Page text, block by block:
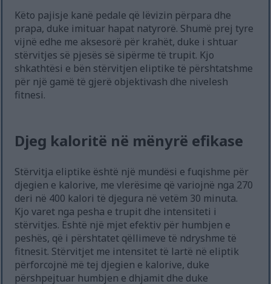
Këto pajisje kanë pedale që lëvizin përpara dhe
prapa, duke imituar hapat natyrorë. Shumë prej tyre
vijnë edhe me aksesorë për krahët, duke i shtuar
stërvitjes së pjesës së sipërme të trupit. Kjo
shkathtësi e bën stërvitjen eliptike të përshtatshme
për një gamë të gjerë objektivash dhe nivelesh
fitnesi.
Djeg kaloritë në mënyrë efikase
Stërvitja eliptike është një mundësi e fuqishme për
djegien e kalorive, me vlerësime që variojnë nga 270
deri në 400 kalori të djegura në vetëm 30 minuta.
Kjo varet nga pesha e trupit dhe intensiteti i
stërvitjes. Është një mjet efektiv për humbjen e
peshës, që i përshtatet qëllimeve të ndryshme të
fitnesit. Stërvitjet me intensitet të lartë në eliptik
përforcojnë më tej djegien e kalorive, duke
përshpejtuar humbjen e dhjamit dhe duke